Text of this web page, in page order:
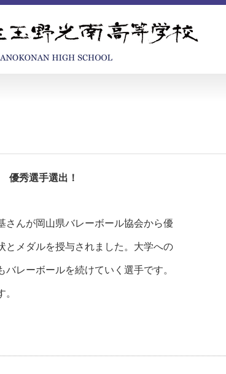
優秀選手選出！
さんが岡山県バレーボール協会から優
とメダルを授与されました。大学への
レーボールを続けていく選手です。